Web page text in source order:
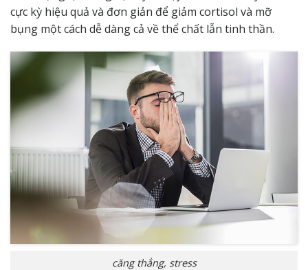
cực kỳ hiệu quả và đơn giản để giảm cortisol và mỡ
bụng một cách dễ dàng cả về thể chất lẫn tinh thần.
căng thẳng, stress